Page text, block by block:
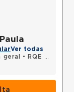
Ver todas
geral •
RQE 65185 - Cirurgia vascular